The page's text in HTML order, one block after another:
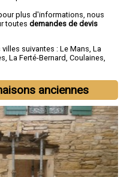
plus d'informations, nous
toutes demandes de devis
suivantes : Le Mans, La
, La Ferté-Bernard, Coulaines,
anciennes